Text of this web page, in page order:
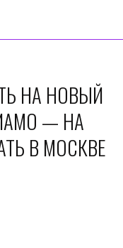
НА НОВЫЙ
— НА
В МОСКВЕ